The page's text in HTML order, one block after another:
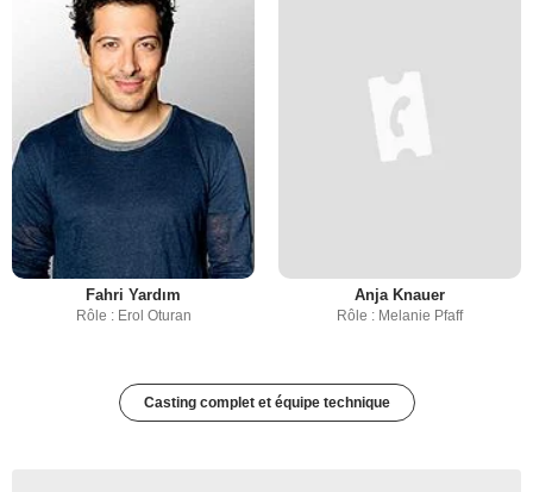
Fahri Yardım
Rôle : Erol Oturan
Anja Knauer
Rôle : Melanie Pfaff
Casting complet et équipe technique